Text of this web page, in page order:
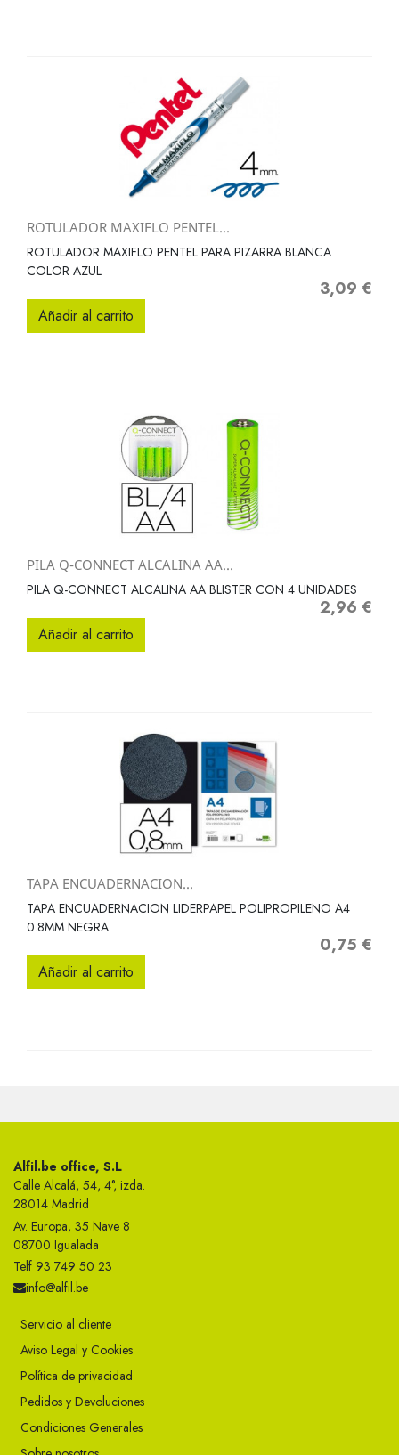
ROTULADOR MAXIFLO PENTEL...
ROTULADOR MAXIFLO PENTEL PARA PIZARRA BLANCA
COLOR AZUL
Precio
3,09 €
Añadir al carrito
PILA Q-CONNECT ALCALINA AA...
PILA Q-CONNECT ALCALINA AA BLISTER CON 4 UNIDADES
Precio
2,96 €
Añadir al carrito
TAPA ENCUADERNACION...
TAPA ENCUADERNACION LIDERPAPEL POLIPROPILENO A4
0.8MM NEGRA
Precio
0,75 €
Añadir al carrito
Alfil.be office, S.L
Calle Alcalá, 54, 4°, izda.
28014 Madrid
Av. Europa, 35 Nave 8
08700 Igualada
Telf 93 749 50 23
info@alfil.be
Servicio al cliente
Aviso Legal y Cookies
Política de privacidad
Pedidos y Devoluciones
Condiciones Generales